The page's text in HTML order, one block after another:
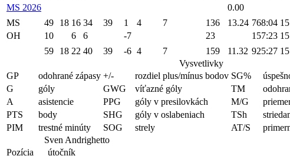
MS 49 18 16 34 39 1 4 7 136 13.24 768:04
OH
10 6 6 -7 23 157:23
59
18 22 40 39 -6 4 7 159 11.32 925:27
MS 2026
0.00
Vysvetlivky
GP
odohrané zápasy +/- rozdiel plus/mínus bodov SG%
G
góly GWG víťazné góly TM
A
asistencie PPG góly v presilovkách M/G
PTS
body SHG góly v oslabeniach TSh
PIM
trestné minúty SOG strely AT/S
Sven Andrighetto
Pozícia
útočník